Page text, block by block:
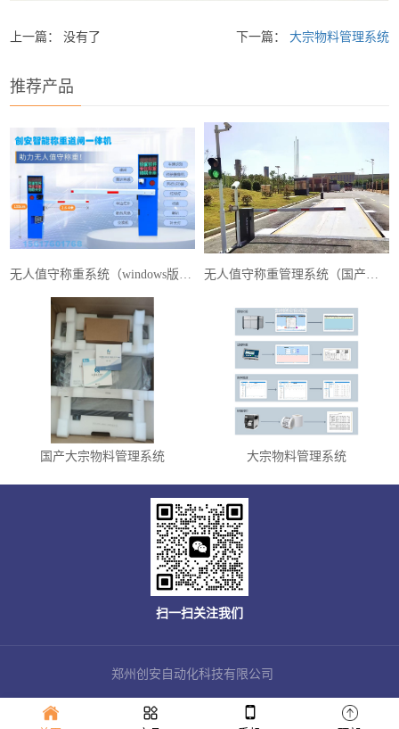
上一篇： 没有了 下一篇： 大宗物料管理系统
推荐产品
国产大宗物料管理系统 大宗物料管理系统
扫一扫关注我们
郑州创安自动化科技有限公司